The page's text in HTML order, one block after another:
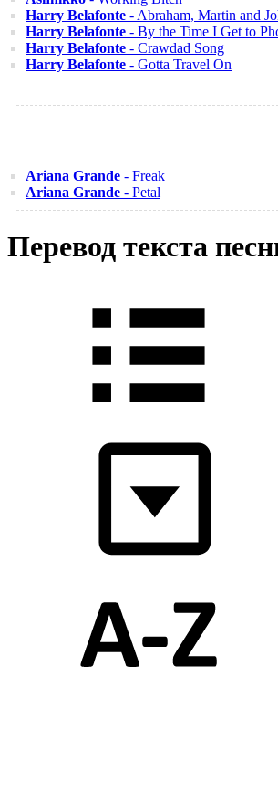
Harry Belafonte - Abraham, Martin and
Harry Belafonte - By the Time I Get to
Harry Belafonte - Crawdad Song
Harry Belafonte - Gotta Travel On
Ariana Grande - Freak
Ariana Grande - Petal
Перевод текста